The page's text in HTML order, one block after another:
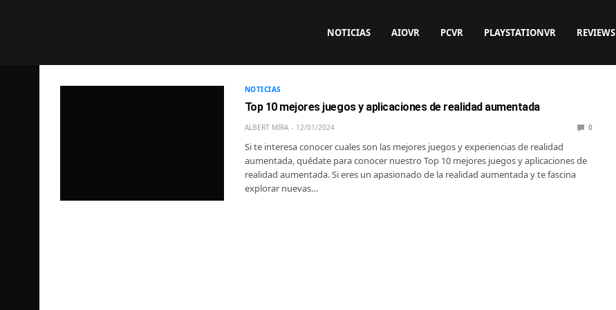
NOTICIAS AIOVR PCVR PLAYSTATIONVR REVIEWS
NOTICIAS
Top 10 mejores juegos y aplicaciones de realidad aumentada
ALBERT MIRA 12/01/2024 0
Si te interesa conocer cuales son las mejores juegos y experiencias de realidad
aumentada, quédate para conocer nuestro Top 10 mejores juegos y aplicaciones de
realidad aumentada. Si eres un apasionado de la realidad aumentada y te fascina
explorar nuevas…